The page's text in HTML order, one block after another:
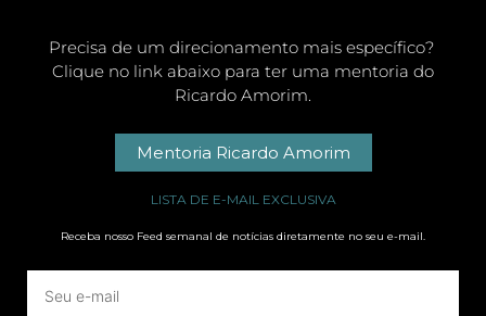
Precisa de um direcionamento mais específico?
Clique no link abaixo para ter uma mentoria do
Ricardo Amorim.
Mentoria Ricardo Amorim
LISTA DE E-MAIL EXCLUSIVA
Receba nosso Feed semanal de notícias diretamente no seu e-mail.